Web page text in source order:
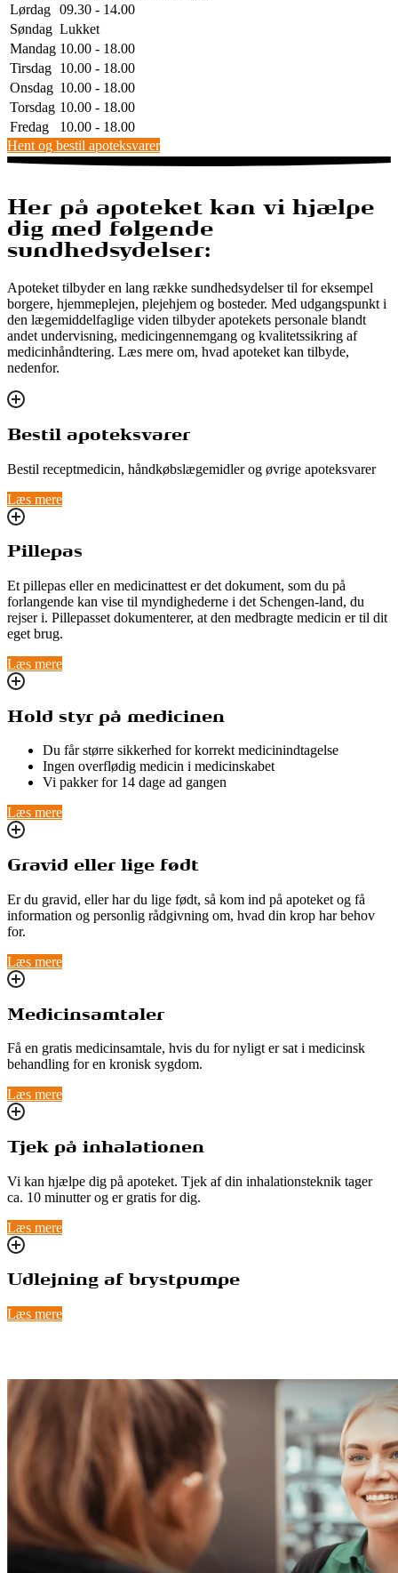
Lørdag 09.30 - 14.00
Søndag Lukket
Mandag 10.00 - 18.00
Tirsdag 10.00 - 18.00
Onsdag 10.00 - 18.00
Torsdag 10.00 - 18.00
Fredag
10.00 - 18.00
Hent og bestil apoteksvarer
Her på apoteket kan vi hjælpe
dig med følgende
sundhedsydelser:
Apoteket tilbyder en lang række sundhedsydelser til for eksempel
borgere, hjemmeplejen, plejehjem og bosteder. Med udgangspunkt i
den lægemiddelfaglige viden tilbyder apotekets personale blandt
andet undervisning, medicingennemgang og kvalitetssikring af
medicinhåndtering. Læs mere om, hvad apoteket kan tilbyde,
nedenfor.
Bestil apoteksvarer
Bestil receptmedicin, håndkøbslægemidler og øvrige apoteksvarer
Læs mere
Pillepas
Et pillepas eller en medicinattest er det dokument, som du på
forlangende kan vise til myndighederne i det Schengen-land, du
rejser i. Pillepasset dokumenterer, at den medbragte medicin er til dit
eget brug.
Læs mere
Hold styr på medicinen
Du får større sikkerhed for korrekt medicinindtagelse
Ingen overflødig medicin i medicinskabet
Vi pakker for 14 dage ad gangen
Læs mere
Gravid eller lige født
Er du gravid, eller har du lige født, så kom ind på apoteket og få
information og personlig rådgivning om, hvad din krop har behov
for.
Læs mere
Medicinsamtaler
Få en gratis medicinsamtale, hvis du for nyligt er sat i medicinsk
behandling for en kronisk sygdom.
Læs mere
Tjek på inhalationen
Vi kan hjælpe dig på apoteket. Tjek af din inhalationsteknik tager
ca. 10 minutter og er gratis for dig.
Læs mere
Udlejning af brystpumpe
Læs mere